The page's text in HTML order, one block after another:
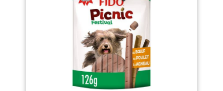
plusieurs compagnons SANS
SUCRE AJOUTÉ : Ce snack ne
contient pas de sucre ajouté. Tu
peux donc gâter ton chien sans
crainte et soutenir ainsi une
alimentation équilibrée et
adaptée à l'espèce au quotidien
QUALITÉ : Nos accessoires
pour animaux TRIXIE répondent
aux exigences élevées que
nous imposons à tous nos